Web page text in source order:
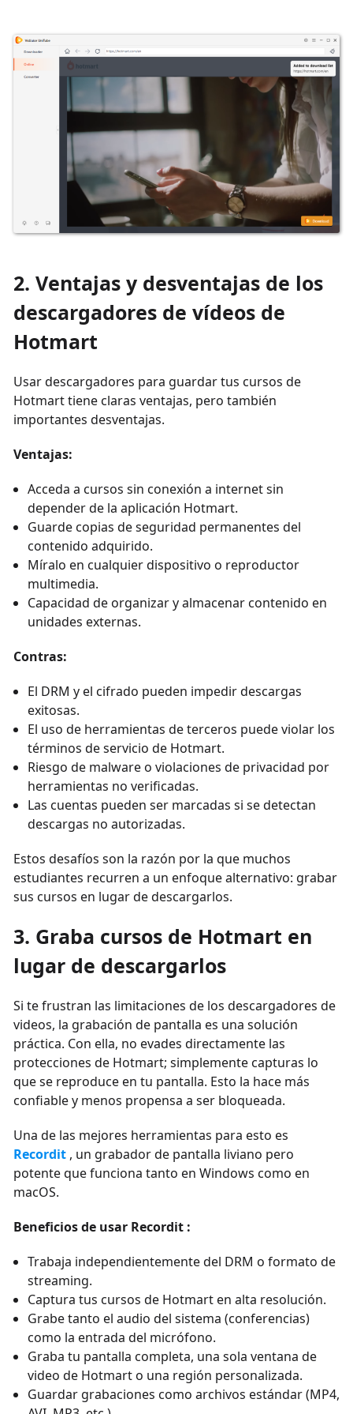
2. Ventajas y desventajas de los
descargadores de vídeos de
Hotmart
Usar descargadores para guardar tus cursos de
Hotmart tiene claras ventajas, pero también
importantes desventajas.
Ventajas:
Acceda a cursos sin conexión a internet sin
depender de la aplicación Hotmart.
Guarde copias de seguridad permanentes del
contenido adquirido.
Míralo en cualquier dispositivo o reproductor
multimedia.
Capacidad de organizar y almacenar contenido en
unidades externas.
Contras:
El DRM y el cifrado pueden impedir descargas
exitosas.
El uso de herramientas de terceros puede violar los
términos de servicio de Hotmart.
Riesgo de malware o violaciones de privacidad por
herramientas no verificadas.
Las cuentas pueden ser marcadas si se detectan
descargas no autorizadas.
Estos desafíos son la razón por la que muchos
estudiantes recurren a un enfoque alternativo: grabar
sus cursos en lugar de descargarlos.
3. Graba cursos de Hotmart en
lugar de descargarlos
Si te frustran las limitaciones de los descargadores de
videos, la grabación de pantalla es una solución
práctica. Con ella, no evades directamente las
protecciones de Hotmart; simplemente capturas lo
que se reproduce en tu pantalla. Esto la hace más
confiable y menos propensa a ser bloqueada.
Una de las mejores herramientas para esto es
Recordit , un grabador de pantalla liviano pero
potente que funciona tanto en Windows como en
macOS.
Beneficios de usar Recordit :
Trabaja independientemente del DRM o formato de
streaming.
Captura tus cursos de Hotmart en alta resolución.
Grabe tanto el audio del sistema (conferencias)
como la entrada del micrófono.
Graba tu pantalla completa, una sola ventana de
video de Hotmart o una región personalizada.
Guardar grabaciones como archivos estándar (MP4,